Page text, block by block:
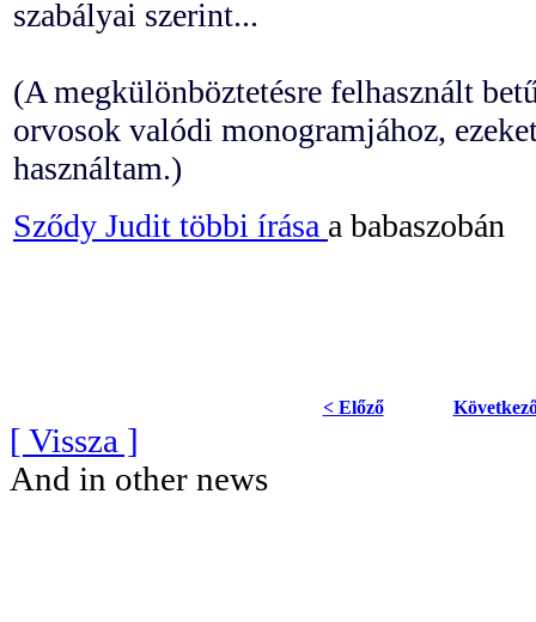
szabályai szerint...
(A megkülönböztetésre felhasznált
orvosok valódi monogramjához,
használtam.)
Sződy Judit többi írása a babaszobán
< Előző
[ Vissza ]
And in other news